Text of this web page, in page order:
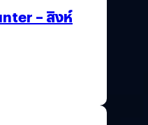
– สิงห์